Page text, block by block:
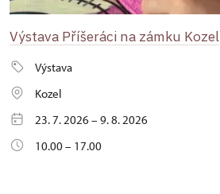
Výstava Příšeráci na zámku Kozel
Výstava
Kozel
23. 7. 2026 – 9. 8. 2026
10.00 – 17.00